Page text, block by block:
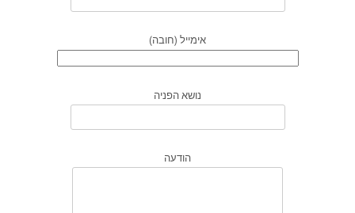
אימייל (חובה)
נושא הפניה
הודעה